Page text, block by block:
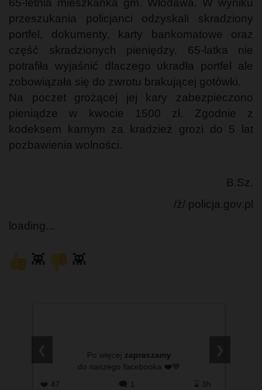
65-letnia mieszkanka gm. Włodawa. W wyniku
przeszukania policjanci odzyskali skradziony
portfel, dokumenty, karty bankomatowe oraz
część skradzionych pieniędzy. 65-latka nie
potrafiła wyjaśnić dlaczego ukradła portfel ale
zobowiązała się do zwrotu brakującej gotówki.
Na poczet grożącej jej kary zabezpieczono
pieniądze w kwocie 1500 zł. Zgodnie z
kodeksem karnym za kradzież grozi do 5 lat
pozbawienia wolności.
B.Sz.
/ź/ policja.gov.pl
loading...
👾 👾
Po więcejzapraszamy
do naszego facebooka ❤️💙
❤️ 47
🗨️ 1 ⌛ 3h